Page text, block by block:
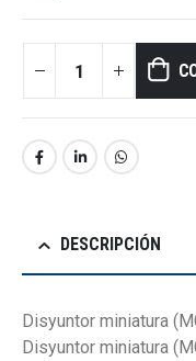
DESCRIPCIÓN
Disyuntor miniatura
Disyuntor miniatura